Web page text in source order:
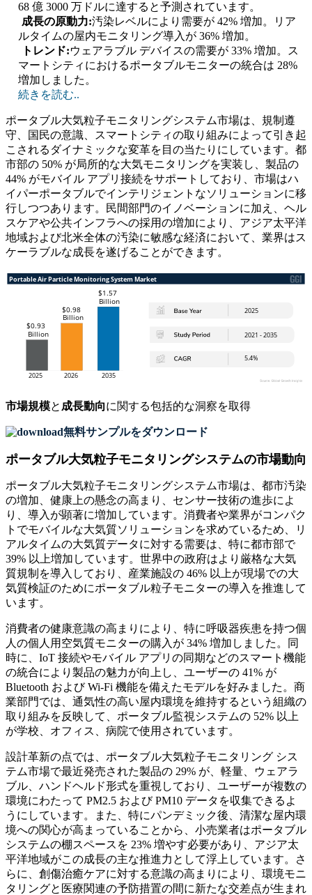
68 億 3000 万ドルに達すると予測されています。
成長の原動力:汚染レベルにより需要が 42% 増加。リア
ルタイムの屋内モニタリング導入が 36% 増加。
トレンド:ウェアラブル デバイスの需要が 33% 増加。ス
マートシティにおけるポータブルモニターの統合は 28%
増加しました。
続きを読む..
ポータブル大気粒子モニタリングシステム市場は、規制遵
守、国民の意識、スマートシティの取り組みによって引き起
こされるダイナミックな変革を目の当たりにしています。都
市部の 50% が局所的な大気モニタリングを実装し、製品の
44% がモバイル アプリ接続をサポートしており、市場はハ
イパーポータブルでインテリジェントなソリューションに移
行しつつあります。民間部門のイノベーションに加え、ヘル
スケアや公共インフラへの採用の増加により、アジア太平洋
地域および北米全体の汚染に敏感な経済において、業界はス
ケーラブルな成長を遂げることができます。
市場規模と成長動向に関する包括的な洞察を取得
無料サンプルをダウンロード
ポータブル大気粒子モニタリングシステムの市場動向
ポータブル大気粒子モニタリングシステム市場は、都市汚染
の増加、健康上の懸念の高まり、センサー技術の進歩によ
り、導入が顕著に増加しています。消費者や業界がコンパク
トでモバイルな大気質ソリューションを求めているため、リ
アルタイムの大気質データに対する需要は、特に都市部で
39% 以上増加しています。世界中の政府はより厳格な大気
質規制を導入しており、産業施設の 46% 以上が現場での大
気質検証のためにポータブル粒子モニターの導入を推進して
います。
消費者の健康意識の高まりにより、特に呼吸器疾患を持つ個
人の個人用空気質モニターの購入が 34% 増加しました。同
時に、IoT 接続やモバイル アプリの同期などのスマート機能
の統合により製品の魅力が向上し、ユーザーの 41% が
Bluetooth および Wi-Fi 機能を備えたモデルを好みました。商
業部門では、通気性の高い屋内環境を維持するという組織の
取り組みを反映して、ポータブル監視システムの 52% 以上
が学校、オフィス、病院で使用されています。
設計革新の点では、ポータブル大気粒子モニタリング シス
テム市場で最近発売された製品の 29% が、軽量、ウェアラ
ブル、ハンドヘルド形式を重視しており、ユーザーが複数の
環境にわたって PM2.5 および PM10 データを収集できるよ
うにしています。また、特にパンデミック後、清潔な屋内環
境への関心が高まっていることから、小売業者はポータブル
システムの棚スペースを 23% 増やす必要があり、アジア太
平洋地域がこの成長の主な推進力として浮上しています。さ
らに、創傷治癒ケアに対する意識の高まりにより、環境モニ
タリングと医療関連の予防措置の間に新たな交差点が生まれ